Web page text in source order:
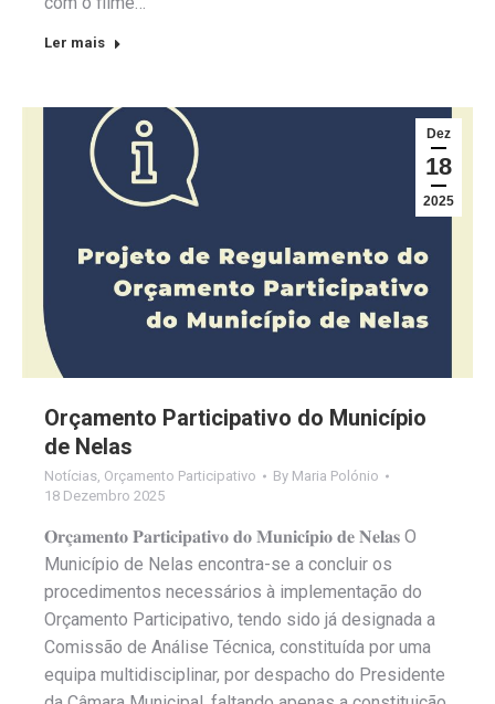
Ler mais
Dez
18
2025
Orçamento Participativo do Município
de Nelas
Notícias Orçamento Participativo By Maria Polónio
18 Dezembro 2025
𝐎𝐫𝐜̧𝐚𝐦𝐞𝐧𝐭𝐨 𝐏𝐚𝐫𝐭𝐢𝐜𝐢𝐩𝐚𝐭𝐢𝐯𝐨 𝐝𝐨 𝐌𝐮𝐧𝐢𝐜𝐢́𝐩𝐢𝐨 𝐝𝐞 𝐍𝐞𝐥𝐚𝐬 O
Município de Nelas encontra-se a concluir os
procedimentos necessários à implementação do
Orçamento Participativo, tendo sido já designada a
Comissão de Análise Técnica, constituída por uma
equipa multidisciplinar, por despacho do Presidente